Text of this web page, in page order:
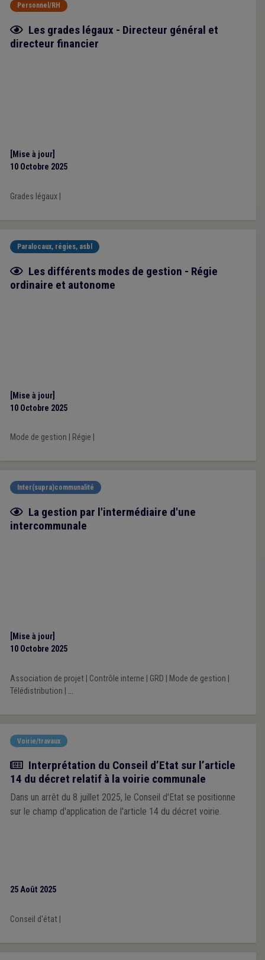
Personnel/RH
Fiche focus
Les grades légaux - Directeur général et
directeur financier
[Mise à jour]
10 Octobre 2025
Grades légaux|
Paralocaux, régies, asbl
Fiche focus
Les différents modes de gestion - Régie
ordinaire et autonome
[Mise à jour]
10 Octobre 2025
Mode de gestion Régie
Inter(supra)communalité
Fiche focus
La gestion par l'intermédiaire d'une
intercommunale
[Mise à jour]
10 Octobre 2025
Association de projet| Contrôle interne GRD Mode de gestion
Télédistribution
...
Voirie/travaux
Actualité
Interprétation du Conseil d’Etat sur l’article
14 du décret relatif à la voirie communale
Dans un arrêt du 8 juillet 2025, le Conseil d'Etat se positionne
sur le champ d'application de l'article 14 du décret voirie.
25 Août 2025
Conseil d'état|